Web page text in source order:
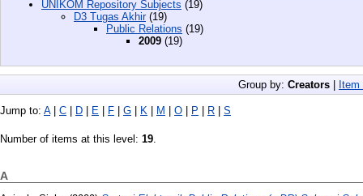
UNIKOM Repository Subjects (19)
D3 Tugas Akhir(19)
Public Relations (19)
2009 (19)
Group by: Creators | Item
Jump to: A| C | D | E | F | G | K | M | O | P | R | S
Number of items at this level: 19
A